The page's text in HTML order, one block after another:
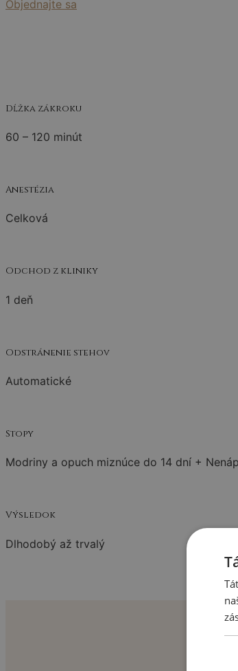
Objednajte sa
Dĺžka zákroku
60 – 120 minút
Anestézia
Celková
Odchod z kliniky
1 deň
Odstránenie stehov
Automatické
Stopy
Modriny a opuch miznúce do 14 dní +
Výsledok
Dlhodobý až trvalý